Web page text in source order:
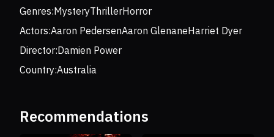
Genres:MysteryThrillerHorror
Actors:Aaron PedersenAaron GlenaneHarriet Dyer
Director:Damien Power
Country:Australia
Recommendations